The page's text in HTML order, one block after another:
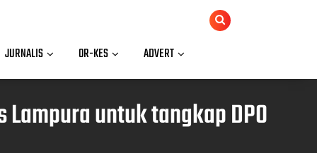
JURNALIS OR-KES ADVERT
untuk tangkap DPO